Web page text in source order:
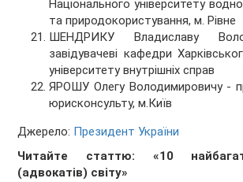
Національного університету
та природокористування, м. Рівне
ШЕНДРИКУ Владиславу
завідувачеві кафедри
університету внутрішніх справ
ЯРОШУ Олегу Володимировичу -
юрисконсульту, м.Київ
Джерело: Президент України
Читайте статтю: «10
(адвокатів) світу»